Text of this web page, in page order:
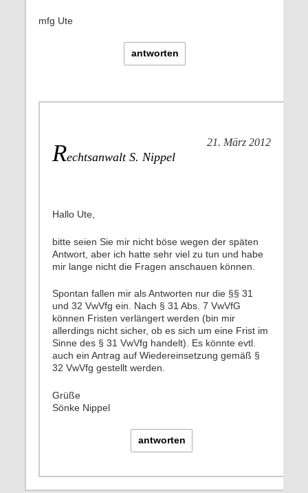
mfg Ute
antworten
Rechtsanwalt S. Nippel
21. März 2012
Hallo Ute,
bitte seien Sie mir nicht böse wegen der späten
Antwort, aber ich hatte sehr viel zu tun und habe
mir lange nicht die Fragen anschauen können.
Spontan fallen mir als Antworten nur die §§ 31
und 32 VwVfg ein. Nach § 31 Abs. 7 VwVfG
können Fristen verlängert werden (bin mir
allerdings nicht sicher, ob es sich um eine Frist im
Sinne des § 31 VwVfg handelt). Es könnte evtl.
auch ein Antrag auf Wiedereinsetzung gemäß §
32 VwVfg gestellt werden.
Grüße
Sönke Nippel
antworten